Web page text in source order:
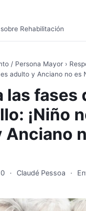
Rehabilitación
/ Persona Mayor ›
adulto y Anciano no es
las fases
¡Niño
Anciano
· Claudé Pessoa ·